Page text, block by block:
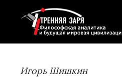
Игорь Шишкин